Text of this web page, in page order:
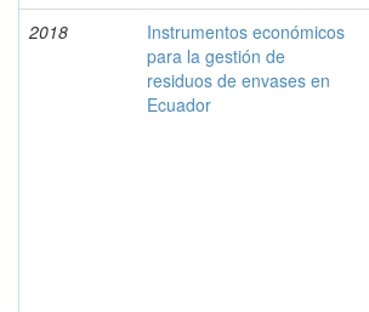
2018
Instrumentos económicos
para la gestión de
residuos de envases en
Ecuador